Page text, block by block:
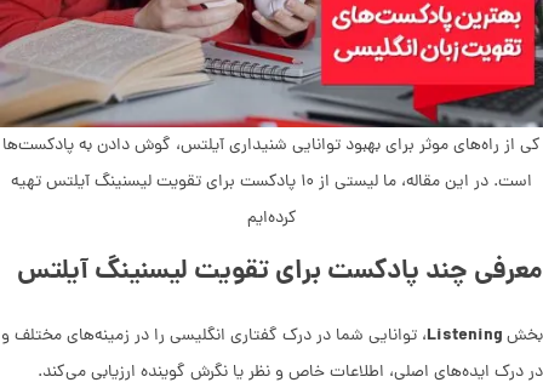
کی از راه‌های موثر برای بهبود توانایی شنیداری آیلتس، گوش دادن به پادکست‌ها
است. در این مقاله، ما لیستی از ۱۰ پادکست برای تقویت لیسنینگ آیلتس تهیه
کرده‌ایم
معرفی چند پادکست برای تقویت لیسنینگ آیلتس
بخش
، توانایی شما در درک گفتاری انگلیسی را در زمینه‌های مختلف و
در درک ایده‌های اصلی، اطلاعات خاص و نظر یا نگرش گوینده ارزیابی می‌کند.